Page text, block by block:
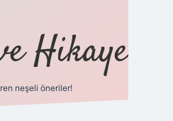
Hikaye
neşeli öneriler!